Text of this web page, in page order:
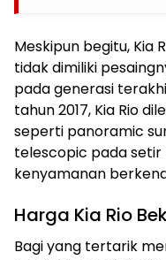
Meskipun begitu, Kia
tidak dimiliki
pada generasi
tahun 2017, Kia Rio
seperti panoramic
telescopic pada
kenyamanan
Harga Kia Rio
Bagi yang tertarik